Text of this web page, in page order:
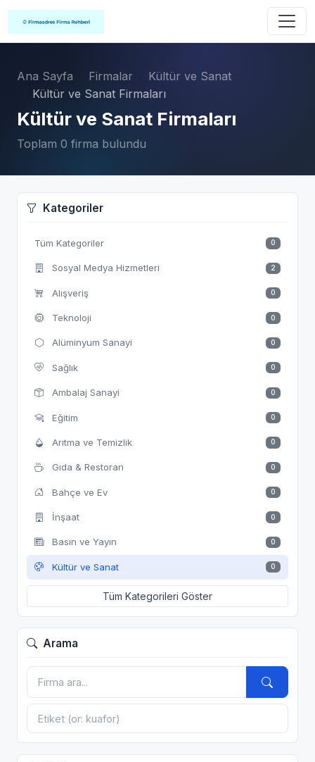
Ana Sayfa Firmalar
Kültür ve Sanat
Kültür ve Sanat Firmaları
Kültür ve Sanat Firmaları
Toplam 0 firma bulundu
Kategoriler
Tüm Kategoriler 0
Sosyal Medya Hizmetleri 2
Alışveriş 0
Teknoloji 0
Alüminyum Sanayi 0
Sağlık 0
Ambalaj Sanayi 0
Eğitim 0
Arıtma ve Temizlik 0
Gıda & Restoran 0
Bahçe ve Ev 0
İnşaat 0
Basın ve Yayın 0
Kültür ve Sanat 0
Tüm Kategorileri Göster
Arama